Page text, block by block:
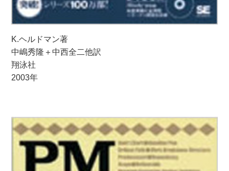
K.ヘルドマン著
中嶋秀隆＋中西全二他訳
翔泳社
2003年